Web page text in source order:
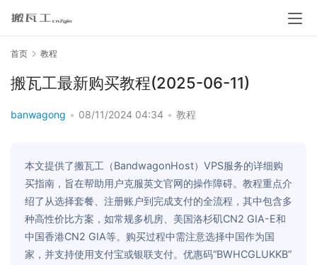
首页 教程
搬瓦工最新购买教程(2025-06-11)
banwagong • 08/11/2024 04:34 • 教程
本文提供了搬瓦工（BandwagonHost）VPS服务的详细购
买指南，旨在帮助用户克服英文官网的操作障碍。教程重点介
绍了从选择套餐、注册账户到完成支付的全流程，其中包含多
种高性价比方案，如常规多机房、美国洛杉矶CN2 GIA-E和
中国香港CN2 GIA等。购买过程中需注意选择中国作为国
家，并支持使用支付宝或银联支付。优惠码“BWHCGLUKKB”